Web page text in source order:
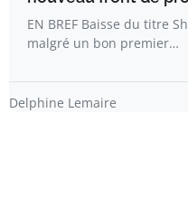
EN BREF Baisse du titre
malgré un bon premier…
Delphine Lemaire